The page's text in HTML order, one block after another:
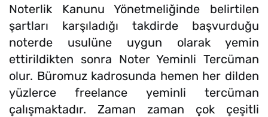
Noterlik Kanunu Yönetmeliğinde belirtilen
şartları karşıladığı takdirde başvurduğu
noterde usulüne uygun olarak yemin
ettirildikten sonra Noter Yeminli Tercüman
olur. Büromuz kadrosunda hemen her dilden
yüzlerce freelance yeminli tercüman
çalışmaktadır. Zaman zaman çok çeşitli